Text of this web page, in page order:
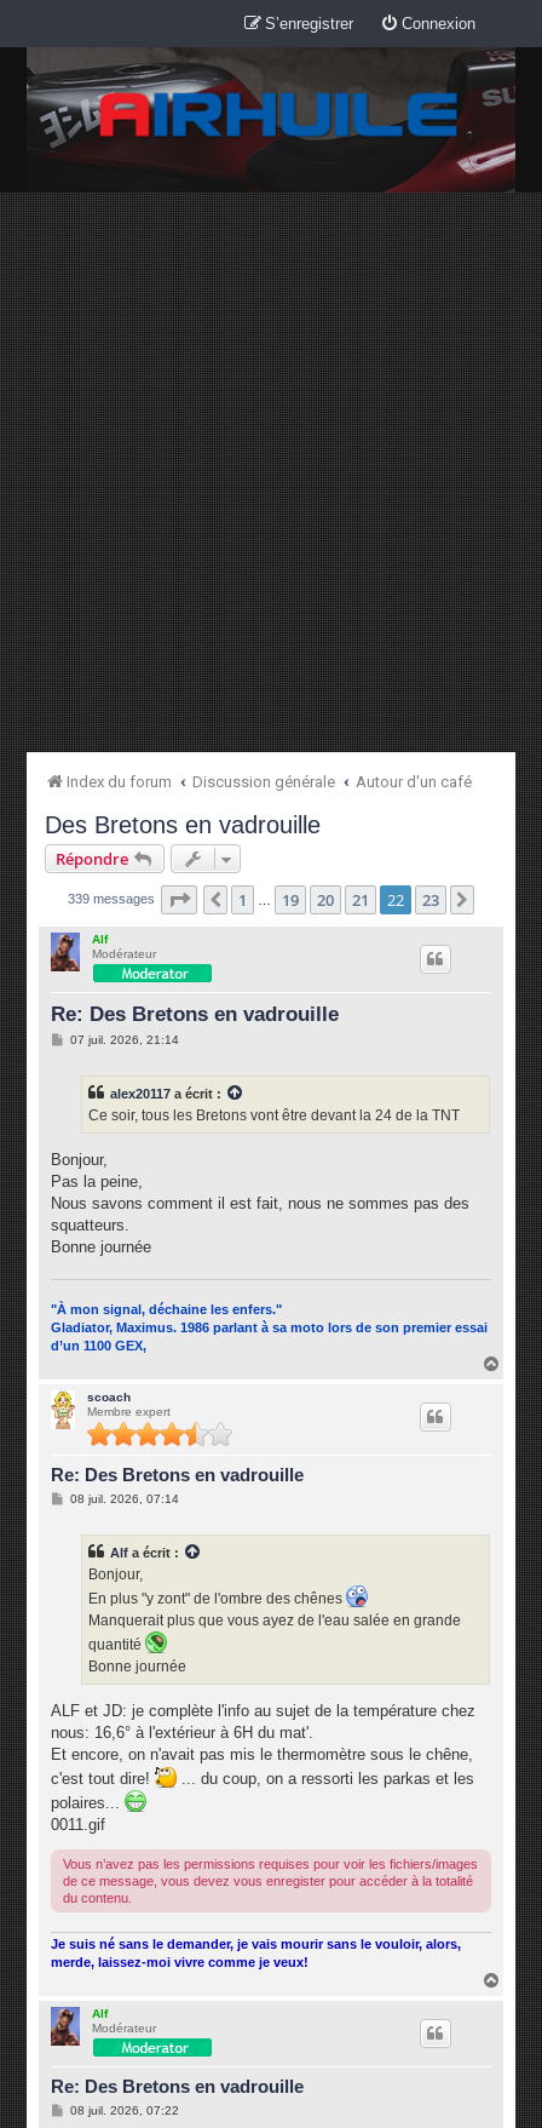
Connexion
S’enregistrer
Index du forum Discussion générale Autour d'un café
Des Bretons en vadrouille
Répondre
339 messages Page 22 sur 23
Précédente
1 19 20 21 22 23 Suivante
Alf
Modérateur
Re: Des Bretons en vadrouille
M07 juil. 2026, 21:14
alex20117 a écrit :
Ce soir, tous les Bretons vont être devant la 24 de la TNT
Bonjour,
Pas la peine,
Nous savons comment il est fait, nous ne sommes pas des
squatteurs.
Bonne journée
"À mon signal, déchaine les enfers."
Gladiator, Maximus. 1986 parlant à sa moto lors de son premier essai
d’un 1100 GEX,
scoach
Membre expert
Re: Des Bretons en vadrouille
M08 juil. 2026, 07:14
Alf a écrit :
Bonjour,
En plus "y zont" de l'ombre des chênes
Manquerait plus que vous ayez de l'eau salée en grande
quantité
Bonne journée
ALF et JD: je complète l'info au sujet de la température chez
nous: 16,6° à l'extérieur à 6H du mat'.
Et encore, on n'avait pas mis le thermomètre sous le chêne,
c'est tout dire!
... du coup, on a ressorti les parkas et les
polaires...
0011.gif
Vous n’avez pas les permissions requises pour voir les fichiers/images
de ce message, vous devez vous enregister pour accéder à la totalité
du contenu.
Je suis né sans le demander, je vais mourir sans le vouloir, alors,
merde, laissez-moi vivre comme je veux!
Alf
Modérateur
Re: Des Bretons en vadrouille
M08 juil. 2026, 07:22